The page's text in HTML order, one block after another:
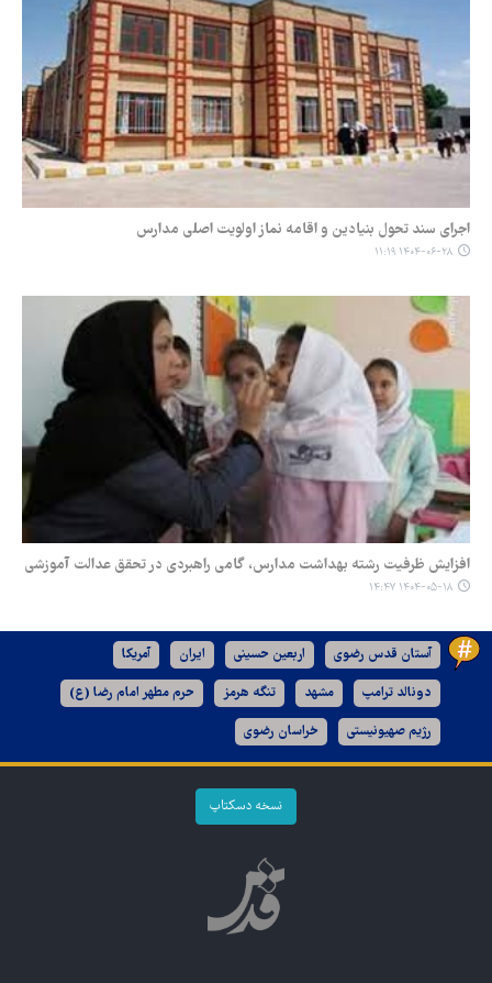
اجرای سند تحول بنیادین و اقامه نماز اولویت اصلی مدارس
۱۴۰۴-۰۶-۲۸ ۱۱:۱۹
افزایش ظرفیت رشته بهداشت مدارس، گامی راهبردی در تحقق عدالت آموزشی
۱۴۰۴-۰۵-۱۸ ۱۴:۴۷
آستان قدس رضوی اربعین حسینی ایران آمریکا
دونالد ترامپ مشهد تنگه هرمز حرم مطهر امام رضا (ع)
رژیم صهیونیستی خراسان رضوی
نسخه دسکتاپ